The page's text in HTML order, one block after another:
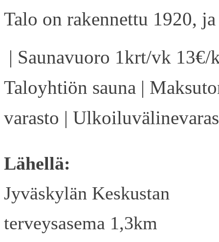
Talo on rakennettu 1920,
| Saunavuoro 1krt/vk
Taloyhtiön sauna |
varasto |
Lähellä:
Jyväskylän Keskustan
terveysasema 1,3km